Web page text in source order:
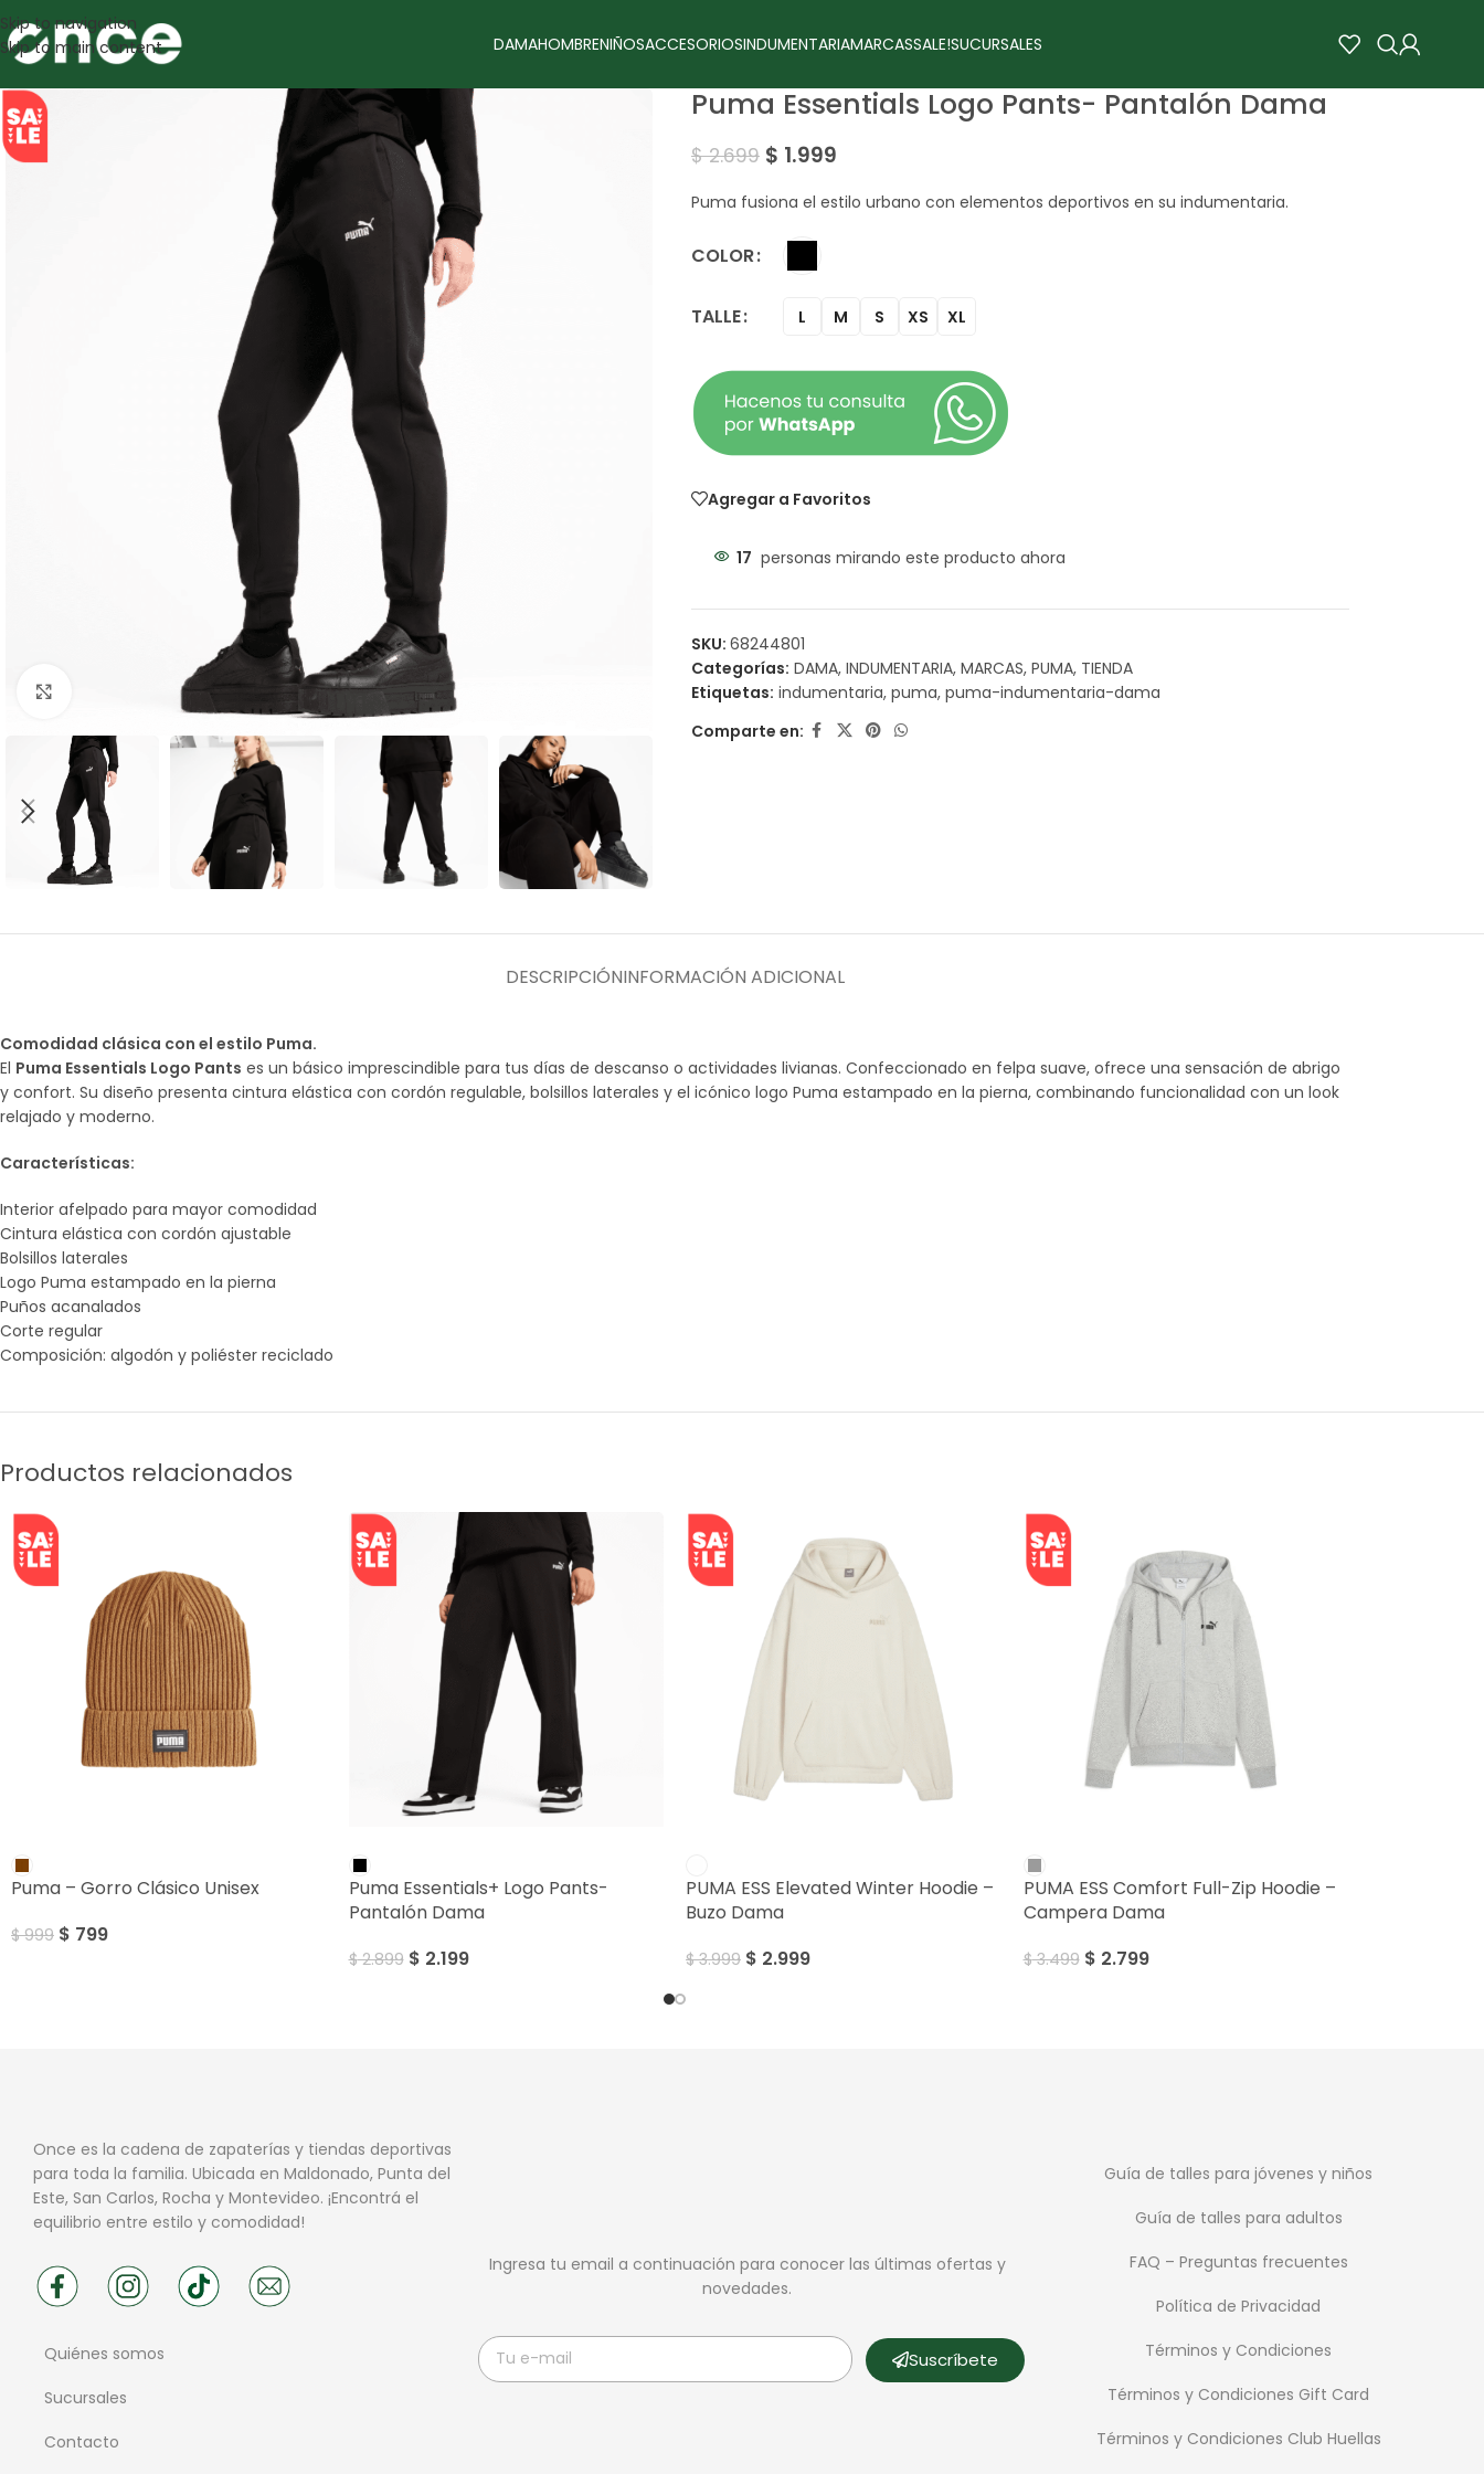
Skip to navigation
Skip to main content
DAMAHOMBRENIÑOSACCESORIOSINDUMENTARIAMARCASSALE!SUCURSALES
SALE
Amplía la Imagen
Puma Essentials Logo Pants- Pantalón Dama
$2.699 $ 1.999
Puma fusiona el estilo urbano con elementos deportivos en su indumentaria.
COLOR
TALLE L M S XS XL
Agregar a Favoritos
17 personas mirando este producto ahora
SKU: 68244801
Categorías: DAMA, INDUMENTARIA, MARCAS, PUMA, TIENDA
Etiquetas: indumentaria, puma, puma-indumentaria-dama
Comparte en:
DESCRIPCIÓNINFORMACIÓN ADICIONAL
Comodidad clásica con el estilo Puma.
El Puma Essentials Logo Pants es un básico imprescindible para tus días de descanso o actividades livianas. Confeccionado en felpa suave, ofrece una sensación de abrigo
y confort. Su diseño presenta cintura elástica con cordón regulable, bolsillos laterales y el icónico logo Puma estampado en la pierna, combinando funcionalidad con un look
relajado y moderno.
Características:
Interior afelpado para mayor comodidad
Cintura elástica con cordón ajustable
Bolsillos laterales
Logo Puma estampado en la pierna
Puños acanalados
Corte regular
Composición: algodón y poliéster reciclado
Productos relacionados
Puma – Gorro Clásico Unisex
$999 $ 799
Puma Essentials+ Logo Pants-
Pantalón Dama
$2.899 $ 2.199
PUMA ESS Elevated Winter Hoodie –
Buzo Dama
$3.999 $ 2.999
PUMA ESS Comfort Full-Zip Hoodie –
Campera Dama
$3.499 $ 2.799
Once es la cadena de zapaterías y tiendas deportivas
para toda la familia. Ubicada en Maldonado, Punta del
Este, San Carlos, Rocha y Montevideo. ¡Encontrá el
equilibrio entre estilo y comodidad!
Quiénes somos
Sucursales
Contacto
Ingresa tu email a continuación para conocer las últimas ofertas y
novedades.
Suscríbete
Guía de talles para jóvenes y niños
Guía de talles para adultos
FAQ – Preguntas frecuentes
Política de Privacidad
Términos y Condiciones
Términos y Condiciones Gift Card
Términos y Condiciones Club Huellas